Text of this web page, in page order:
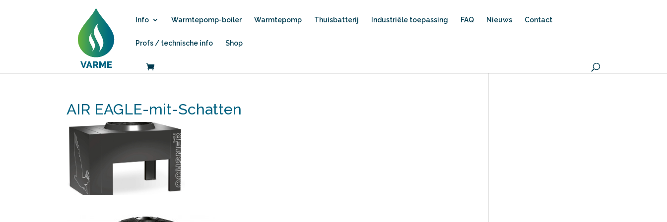
Info Warmtepomp-boiler Warmtepomp Thuisbatterij Industriële toepassing FAQ Nieuws Contact
Profs / technische info Shop
AIR EAGLE-mit-Schatten